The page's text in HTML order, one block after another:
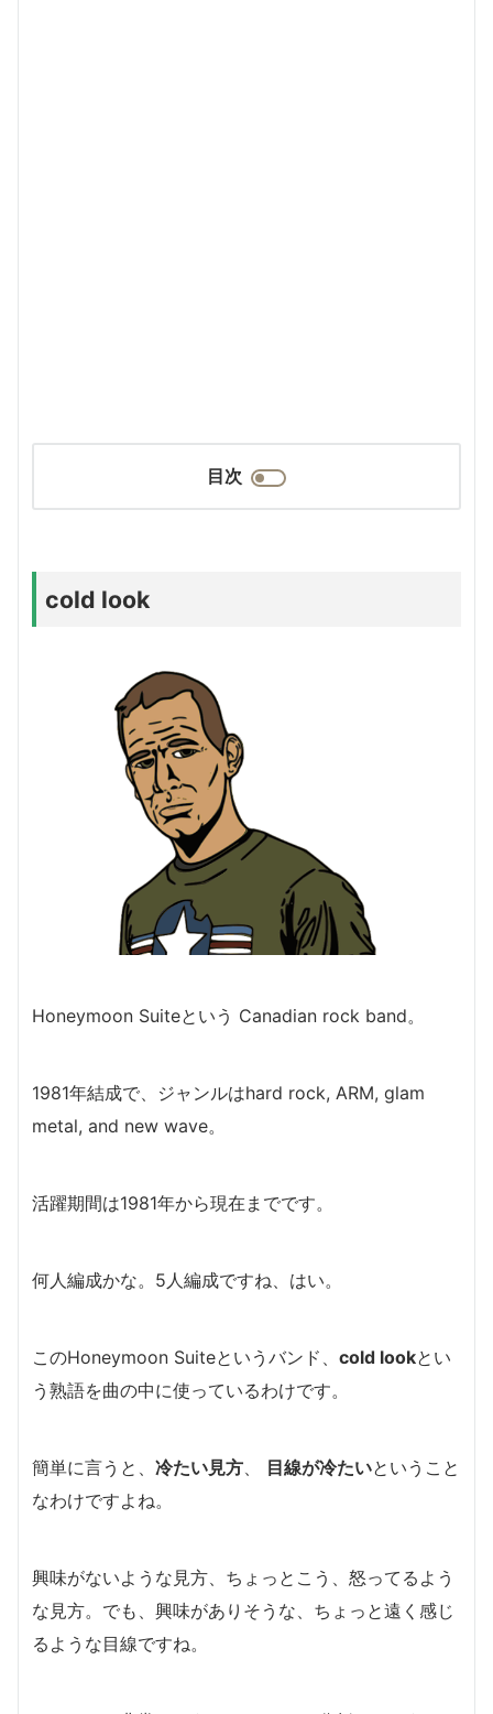
目次
cold look
Honeymoon Suiteという Canadian rock band。
1981年結成で、ジャンルはhard rock, ARM, glam
metal, and new wave。
活躍期間は1981年から現在までです。
何人編成かな。5人編成ですね、はい。
このHoneymoon Suiteというバンド、 cold lookとい
う熟語を曲の中に使っているわけです。
簡単に言うと、 冷たい見方、 目線が冷たいということ
なわけですよね。
興味がないような見方、ちょっとこう、怒ってるよう
な見方。でも、興味がありそうな、ちょっと遠く感じ
るような目線ですね。